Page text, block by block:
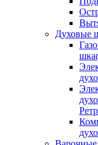
Духовые